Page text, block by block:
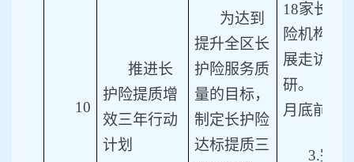
10
推进长
护险提质增
效三年行动
计划
为达到
提升全区长
护险服务质
量的目标，
制定长护险
达标提质三
18家长护
险机构开
展走访调
研。（6
月底前）
3.完